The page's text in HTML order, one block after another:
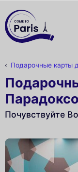
Подарочные карты
Почувствуйте